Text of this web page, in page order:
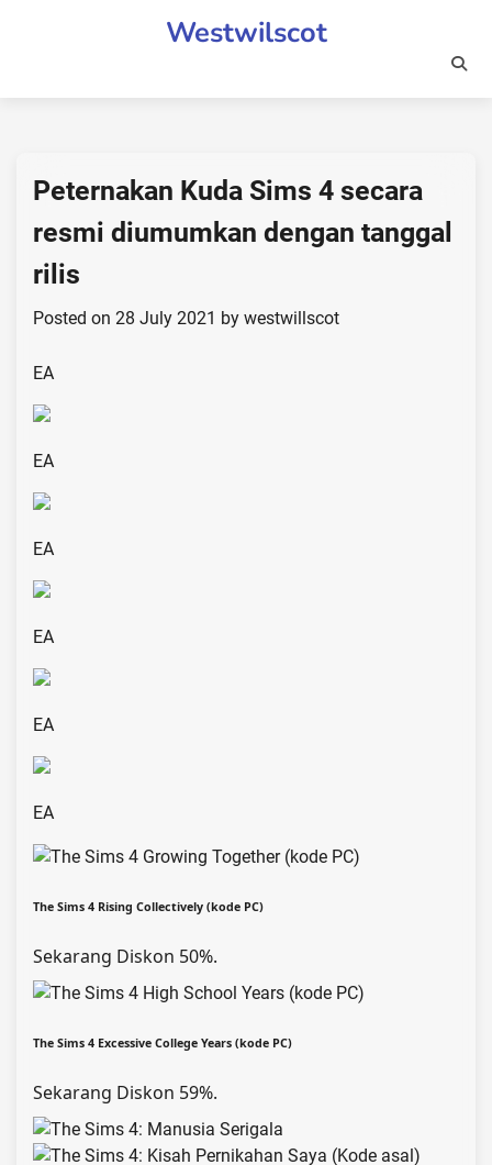
Westwilscot
Peternakan Kuda Sims 4 secara
resmi diumumkan dengan tanggal
rilis
Posted on 28 July 2021 by westwillscot
EA
EA
EA
EA
EA
EA
The Sims 4 Rising Collectively (kode PC)
Sekarang Diskon 50%.
The Sims 4 Excessive College Years (kode PC)
Sekarang Diskon 59%.